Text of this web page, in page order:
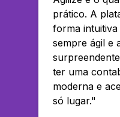
prático. A
forma
sempre ágil e
ter uma
moderna e
só lugar."